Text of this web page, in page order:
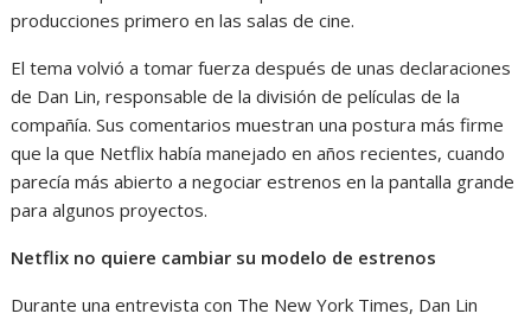
producciones primero en las salas de cine.
El tema volvió a tomar fuerza después de unas declaraciones
de Dan Lin, responsable de la división de películas de la
compañía. Sus comentarios muestran una postura más firme
que la que Netflix había manejado en años recientes, cuando
parecía más abierto a negociar estrenos en la pantalla grande
para algunos proyectos.
Netflix no quiere cambiar su modelo de estrenos
Durante una entrevista con The New York Times, Dan Lin